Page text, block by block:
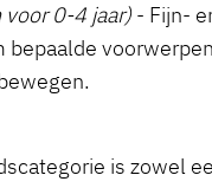
0-4 jaar)- Fijn-
bepaalde
is zowel